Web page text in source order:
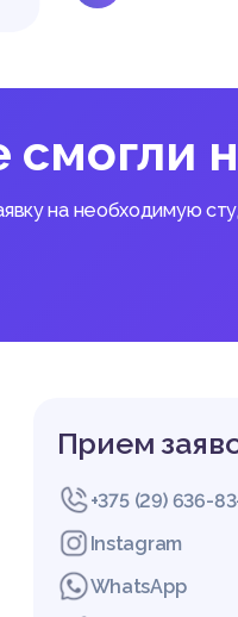
смогли
на необходимую
Прием
+375 (29) 636-
Instagram
WhatsApp